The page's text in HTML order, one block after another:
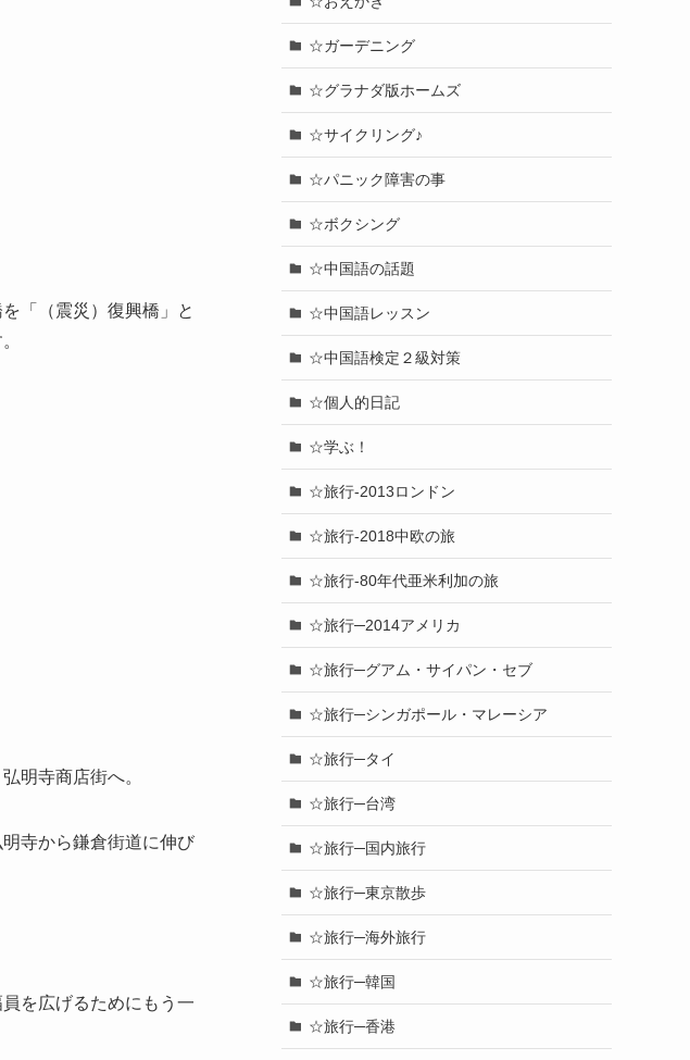
「（震災）復興橋」と
明寺商店街へ。
寺から鎌倉街道に伸び
を広げるためにもう一
☆ガーデニング
☆グラナダ版ホームズ
☆サイクリング♪
☆パニック障害の事
☆ボクシング
☆中国語の話題
☆中国語レッスン
☆中国語検定２級対策
☆個人的日記
☆学ぶ！
☆旅行-2013ロンドン
☆旅行-2018中欧の旅
☆旅行-80年代亜米利加の旅
☆旅行─2014アメリカ
☆旅行─グアム・サイパン・セブ
☆旅行─シンガポール・マレーシア
☆旅行─タイ
☆旅行─台湾
☆旅行─国内旅行
☆旅行─東京散歩
☆旅行─海外旅行
☆旅行─韓国
☆旅行─香港